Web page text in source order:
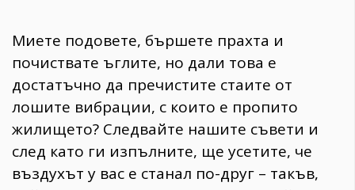
Миете подовете, бършете прахта и
почиствате ъглите, но дали това е
достатъчно да пречистите стаите от
лошите вибрации, с които е пропито
жилището? Следвайте нашите съвети и
след като ги изпълните, ще усетите, че
въздухът у вас е станал по-друг – такъв,